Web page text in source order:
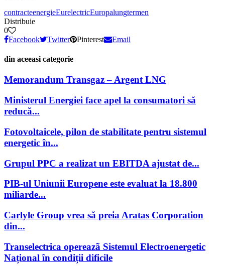
contracteenergieEurelectricEuropalungtermen
Distribuie
0
Facebook
Twitter Pinterest Email
din aceeasi categorie
Memorandum Transgaz – Argent LNG
Ministerul Energiei face apel la consumatori să
reducă...
Fotovoltaicele, pilon de stabilitate pentru sistemul
energetic în...
Grupul PPC a realizat un EBITDA ajustat de...
PIB-ul Uniunii Europene este evaluat la 18.800
miliarde...
Carlyle Group vrea să preia Aratas Corporation
din...
Transelectrica opereazã Sistemul Electroenergetic
Național în condiții dificile